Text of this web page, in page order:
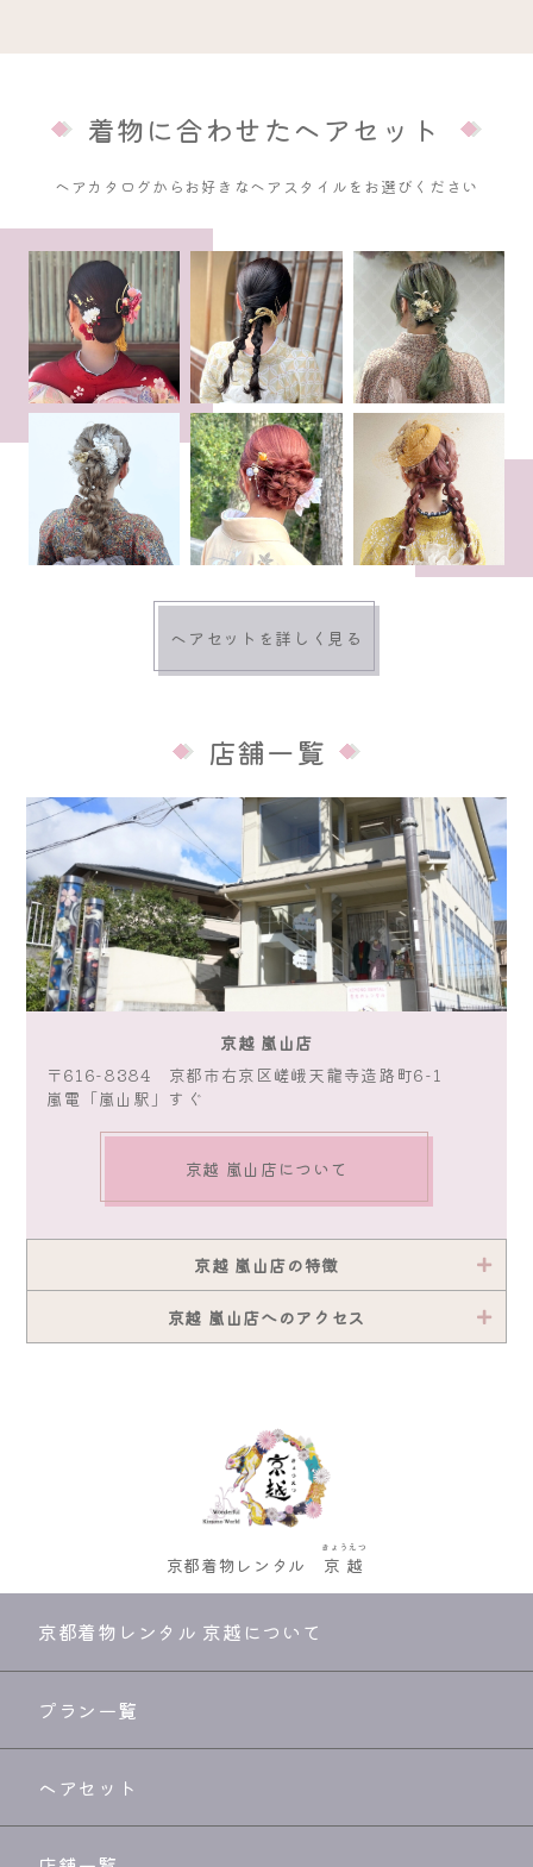
着物に合わせたヘアセット
ヘアカタログからお好きなヘアスタイルをお選びください
ヘアセットを詳しく見る
店舗一覧
京越 嵐山店
〒616-8384 京都市右京区嵯峨天龍寺造路町6-1
嵐電「嵐山駅」すぐ
京越 嵐山店について
京越 嵐山店の特徴
京越 嵐山店へのアクセス
京都着物レンタル 京越
きょうえつ
京都着物レンタル 京越について
プラン一覧
ヘアセット